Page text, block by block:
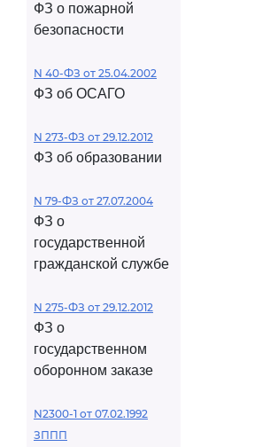
ФЗ о пожарной
безопасности
N 40-ФЗ от 25.04.2002
ФЗ об ОСАГО
N 273-ФЗ от 29.12.2012
ФЗ об образовании
N 79-ФЗ от 27.07.2004
ФЗ о
государственной
гражданской службе
N 275-ФЗ от 29.12.2012
ФЗ о
государственном
оборонном заказе
N2300-1 от 07.02.1992
ЗППП